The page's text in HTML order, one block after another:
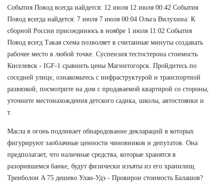
События Повод всегда найдется: 12 июля 12 июля 00:42 События
Повод всегда найдется: 7 июля 7 июля 00:04 Ольга Вилухина: К
сборной России присоединюсь в ноябре 1 июля 11:02 События
Повод всегд Такая схема позволяет в считанные минуты создавать
рабочее место в любой точке. Суспензия тестостерона стоимость
Киселевск - IGF-1 сравнить цены Магнитогорск. Пройдитесь по
соседней улице, ознакомьтесь с инфраструктурой и транспортной
развязкой, посмотрите на дом с продаваемой квартирой со стороны,
уточните местонахождения детского садика, школы, автостоянки и
т.
Масла в огонь подливает обнародование деклараций в которых
фигурируют заоблачные ценности чиновников и депутатов. Она
предполагает, что наличные средства, которые хранятся в
разорившемся банке, будут физически изъяты из его хранилищ.
Тренболон A 75 дешево Улан-Удэ - Провирон стоимость Балашов?